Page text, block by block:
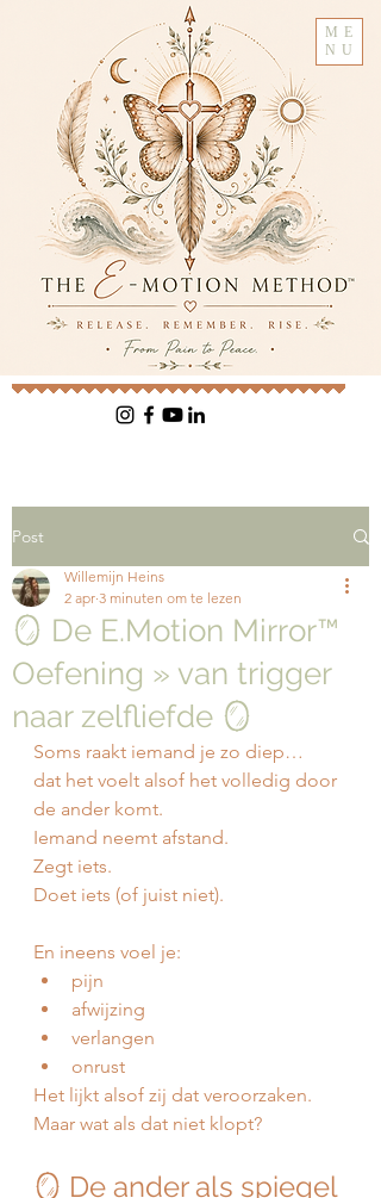
ME
NU
Post
🪞 De E.Motion Mirror™
Oefening » van trigger
naar zelfliefde 🪞
Willemijn Heins
2 apr 3 minuten om te lezen
Soms raakt iemand je zo diep…
dat het voelt alsof het volledig door
de ander komt.
Iemand neemt afstand.
Zegt iets.
Doet iets (of juist niet).
En ineens voel je:
pijn
afwijzing
verlangen
onrust
Het lijkt alsof zij dat veroorzaken.
Maar wat als dat niet klopt?
🪞 De ander als spiegel